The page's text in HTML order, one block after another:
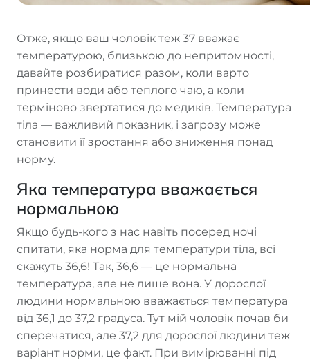
Отже, якщо ваш чоловік теж 37 вважає
температурою, близькою до непритомності,
давайте розбиратися разом, коли варто
принести води або теплого чаю, а коли
терміново звертатися до медиків. Температура
тіла — важливий показник, і загрозу може
становити її зростання або зниження понад
норму.
Яка температура вважається
нормальною
Якщо будь-кого з нас навіть посеред ночі
спитати, яка норма для температури тіла, всі
скажуть 36,6! Так, 36,6 — це нормальна
температура, але не лише вона. У дорослої
людини нормальною вважається температура
від 36,1 до 37,2 градуса. Тут мій чоловік почав би
сперечатися, але 37,2 для дорослої людини теж
варіант норми, це факт. При вимірюванні під